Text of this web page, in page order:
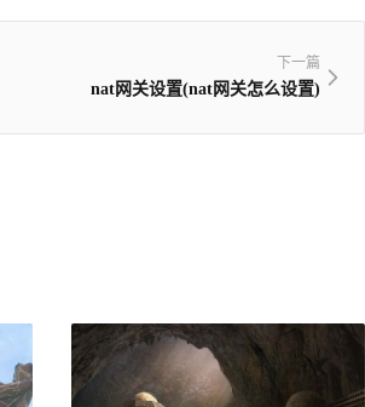
下一篇
nat网关设置(nat网关怎么设置)